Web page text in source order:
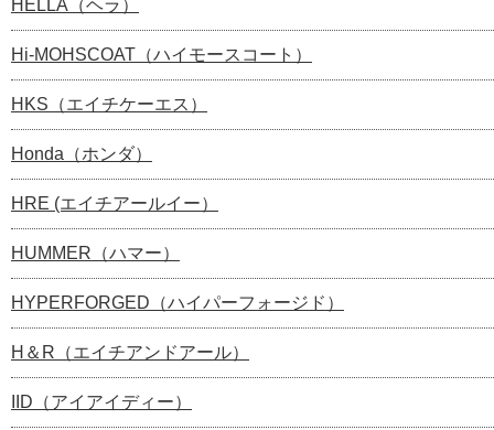
HELLA（ヘラ）
Hi-MOHSCOAT（ハイモースコート）
HKS（エイチケーエス）
Honda（ホンダ）
HRE (エイチアールイー）
HUMMER（ハマー）
HYPERFORGED（ハイパーフォージド）
H＆R（エイチアンドアール）
IID（アイアイディー）